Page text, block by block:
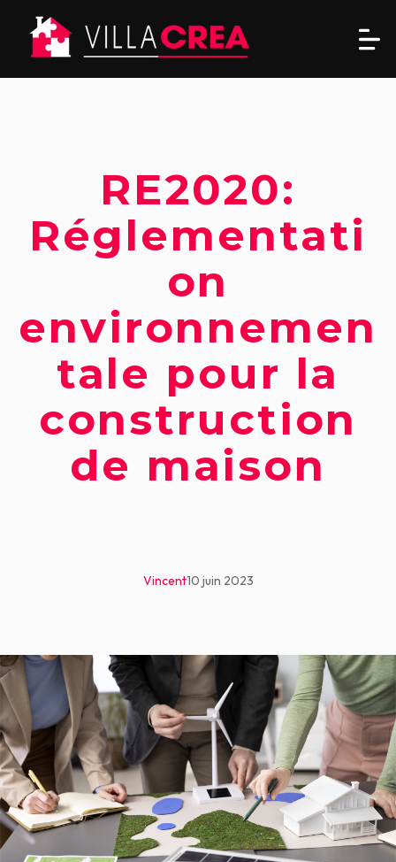
RE2020:
Réglementati
on
environnemen
tale pour la
construction
de maison
10 juin 2023
Vincent